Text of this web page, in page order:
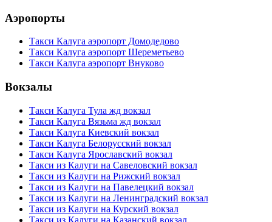
Аэропорты
Такси Калуга аэропорт Домодедово
Такси Калуга аэропорт Шереметьево
Такси Калуга аэропорт Внуково
Вокзалы
Такси Калуга Тула жд вокзал
Такси Калуга Вязьма жд вокзал
Такси Калуга Киевский вокзал
Такси Калуга Белорусский вокзал
Такси Калуга Ярославский вокзал
Такси из Калуги на Савеловский вокзал
Такси из Калуги на Рижский вокзал
Такси из Калуги на Павелецкий вокзал
Такси из Калуги на Ленинградский вокзал
Такси из Калуги на Курский вокзал
Такси из Калуги на Казанский вокзал